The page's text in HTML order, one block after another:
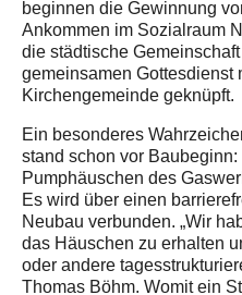
beginnen die Gewinnung
Ankommen im Sozialraum
die städtische
gemeinsamen Gottesdienst
Kirchengemeinde geknüpft.
Ein besonderes
stand schon vor
Pumphäuschen des
Es wird über einen
Neubau verbunden. „Wir
das Häuschen zu erhalten
oder andere
Thomas Böhm. Womit ein